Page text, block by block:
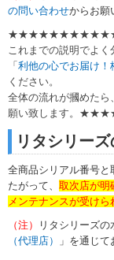
の問い合わせからお願
これまでの説明でよ
「利他の心でお届け！
ください。
全体の流れが摑めたら
願い致します
リタシリー
全商品シリアル番号と
たがって、 取次店が明
メンテナンスが受け
（注） リタシリーズ
（代理店）
」を通じて